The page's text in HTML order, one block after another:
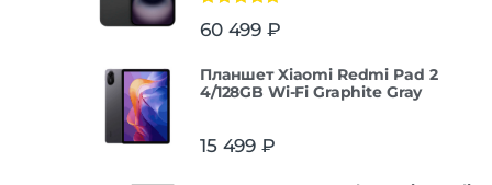
из 5
60 499 ₽
Планшет Xiaomi Redmi Pad 2
4/128GB Wi-Fi Graphite Gray
15 499 ₽